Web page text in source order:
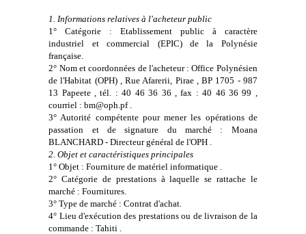
1. Informations relatives à l'acheteur public
1° Catégorie : Etablissement public à caractère
industriel et commercial (EPIC) de la Polynésie
française.
2° Nom et coordonnées de l'acheteur : Office Polynésien
de l'Habitat (OPH) , Rue Afarerii, Pirae , BP 1705 - 987
13 Papeete , tél. : 40 46 36 36 , fax : 40 46 36 99 ,
courriel : bm@oph.pf .
3° Autorité compétente pour mener les opérations de
passation et de signature du marché : Moana
BLANCHARD - Directeur général de l'OPH .
2. Objet et caractéristiques principales
1° Objet : Fourniture de matériel informatique .
2° Catégorie de prestations à laquelle se rattache le
marché : Fournitures.
3° Type de marché : Contrat d'achat.
4° Lieu d'exécution des prestations ou de livraison de la
commande : Tahiti .